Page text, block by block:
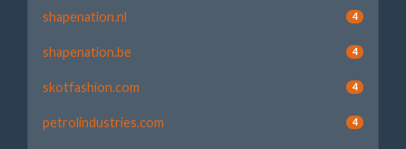
shapenation.nl 4
shapenation.be 4
skotfashion.com 4
petrolindustries.com 4